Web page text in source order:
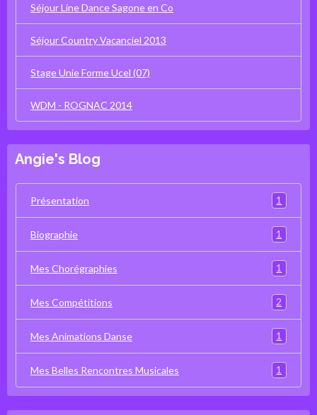
Séjour Line Dance Sagone en Co
Séjour Country Vacanciel 2013
Stage Unie Forme Ucel (07)
WDM - ROGNAC 2014
Angie's Blog
Présentation 1
Biographie 1
Mes Chorégraphies 1
Mes Compétitions 2
Mes Animations Danse 1
Mes Belles Rencontres Musicales 1